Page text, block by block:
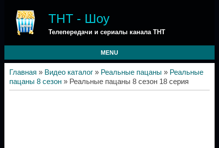
ТНТ - Шоу
Телепередачи и сериалы канала ТНТ
MENU
Главная » Видео каталог» Реальные пацаны » Реальные
пацаны 8 сезон» Реальные пацаны 8 сезон 18 серия